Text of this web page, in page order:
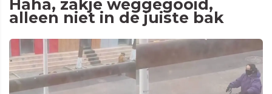
Haha, zakje weggegooid,
alleen niet in de juiste bak